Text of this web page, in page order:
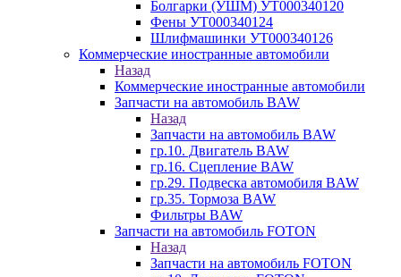
Болгарки (УШМ) УТ000340120
Фены УТ000340124
Шлифмашинки УТ000340126
Коммерческие иностранные автомобили
Назад
Коммерческие иностранные автомобили
Запчасти на автомобиль BAW
Назад
Запчасти на автомобиль BAW
гр.10. Двигатель BAW
гр.16. Сцепление BAW
гр.29. Подвеска автомобиля BAW
гр.35. Тормоза BAW
Фильтры BAW
Запчасти на автомобиль FOTON
Назад
Запчасти на автомобиль FOTON